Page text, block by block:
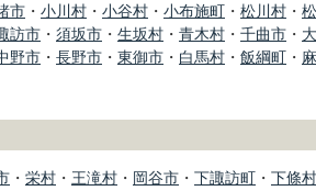
市 ・ 小川村 ・ 小谷村 ・ 小布施町 ・ 松川村 ・
訪市 ・ 須坂市 ・ 生坂村 ・ 青木村 ・ 千曲市 ・
野市 ・ 長野市 ・ 東御市 ・ 白馬村 ・ 飯綱町 ・
・ 栄村 ・ 王滝村 ・ 岡谷市 ・ 下諏訪町 ・ 下條村